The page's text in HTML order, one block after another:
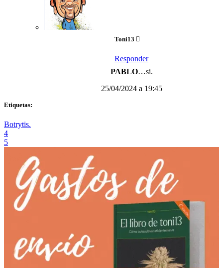
Toni13
Responder
PABLO…si.
25/04/2024 a 19:45
Etiquetas:
Botrytis.